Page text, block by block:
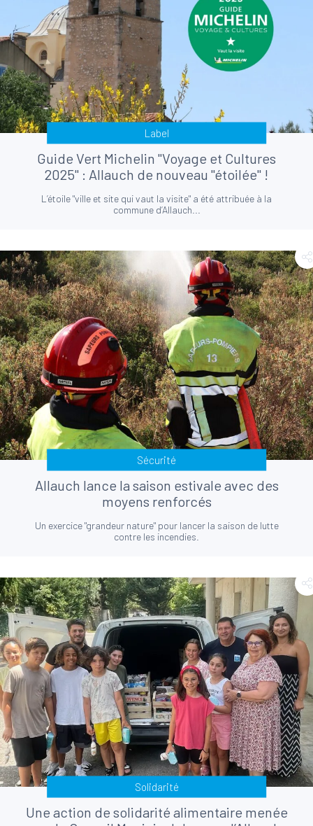
Label
Guide Vert Michelin "Voyage et Cultures
2025" : Allauch de nouveau "étoilée" !
L’étoile "ville et site qui vaut la visite" a été attribuée à la
commune d’Allauch...
Sécurité
Allauch lance la saison estivale avec des
moyens renforcés
Un exercice "grandeur nature" pour lancer la saison de lutte
contre les incendies.
Solidarité
Une action de solidarité alimentaire menée